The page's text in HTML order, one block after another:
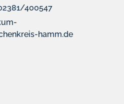
400547
hamm.de